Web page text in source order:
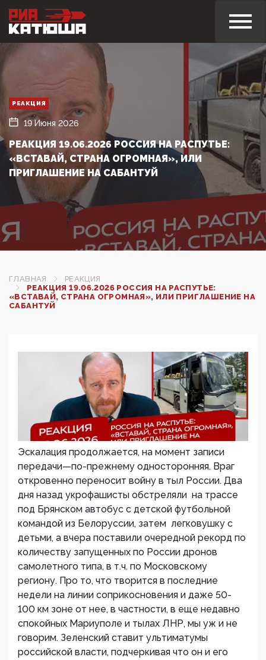
РЕАКЦИЯ
19 Июня 2026
РЕАКЦИЯ 19.06.2026 РОССИЯ НА РАСПУТЬЕ:
«ВСТАВАЙ, СТРАНА ОГРОМНАЯ», ИЛИ
ПРИГЛАШЕНИЕ НА САБАНТУЙ
ГЛАВНАЯ
РЕАКЦИЯ
РЕАКЦИЯ 19.06.2026 РОССИЯ НА РАСПУТЬЕ:
«ВСТАВАЙ, СТРАНА ОГРОМНАЯ», ИЛИ ПРИГЛАШЕНИЕ НА
САБАНТУЙ
Эскалация продолжается, на момент записи
передачи—по-прежнему односторонняя. Враг
откровенно переносит войну в тыл России. Два
дня назад укрофашисты обстреляли на трассе
под Брянском автобус с детской футбольной
командой из Белоруссии, затем легковушку с
детьми, а вчера поставили очередной рекорд по
количеству запущенных по России дронов
самолетного типа, в т.ч. по Московскому
региону. Про то, что творится в последние
недели на линии соприкосновения и даже 50-
100 км зоне от нее, в частности, в еще недавно
спокойных Мариуполе и тылах ЛНР, мы уж и не
говорим. Зеленский ставит ультиматумы
российской власти, подчеркивая что он и его